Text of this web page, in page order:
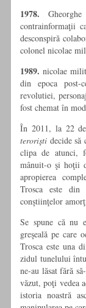
1978.
contrainformaţii
desconspiră
colonel nicolae
1989. nicolae
din epoca post-
revolutiei,
fost chemat în
În 2011, la 22
terorişti decide să
clipa de atunci,
mânuit-o şi hoţii
apropierea
Trosca este
conştiinţelor
Se spune că nu
greşeală pe care
Trosca este una
zidul tunelului
ne-au lăsat fără
văzut, poţi vedea
istoria noastră